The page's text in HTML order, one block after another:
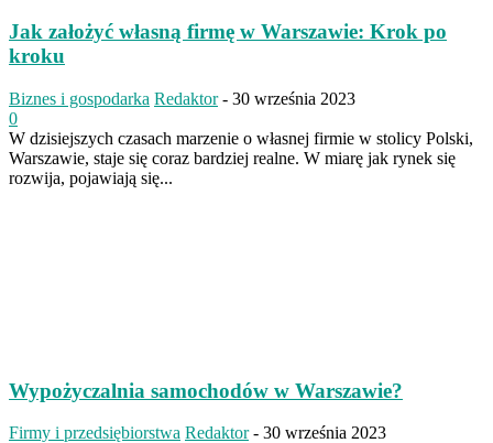
Jak założyć własną firmę w Warszawie: Krok po
kroku
Biznes i gospodarka Redaktor - 30 września 2023
0
W dzisiejszych czasach marzenie o własnej firmie w stolicy Polski,
Warszawie, staje się coraz bardziej realne. W miarę jak rynek się
rozwija, pojawiają się...
Wypożyczalnia samochodów w Warszawie?
Firmy i przedsiębiorstwa Redaktor - 30 września 2023